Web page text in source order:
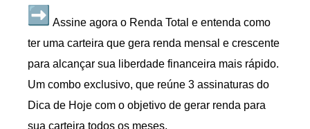
Assine agora o Renda Total e entenda como
ter uma carteira que gera renda mensal e crescente
para alcançar sua liberdade financeira mais rápido.
Um combo exclusivo, que reúne 3 assinaturas do
Dica de Hoje com o objetivo de gerar renda para
sua carteira todos os meses.